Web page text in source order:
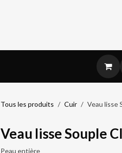
Tous les produits Cuir Veau lisse
Veau lisse Souple
Peau entière